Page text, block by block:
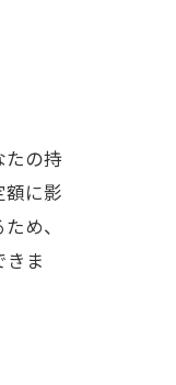
たの持
に影
め、
ま